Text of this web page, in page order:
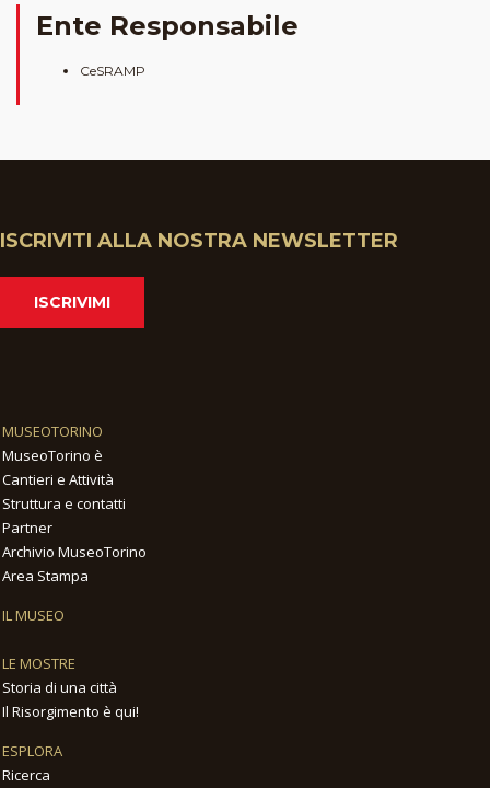
Ente Responsabile
CeSRAMP
ISCRIVITI ALLA NOSTRA NEWSLETTER
ISCRIVIMI
MUSEOTORINO
MuseoTorino è
Cantieri e Attività
Struttura e contatti
Partner
Archivio MuseoTorino
Area Stampa
IL MUSEO
LE MOSTRE
Storia di una città
Il Risorgimento è qui!
ESPLORA
Ricerca